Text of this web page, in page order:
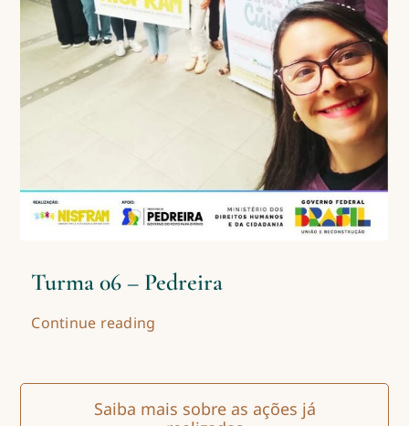
Turma 06 – Pedreira
Continue reading
Saiba mais sobre as ações já